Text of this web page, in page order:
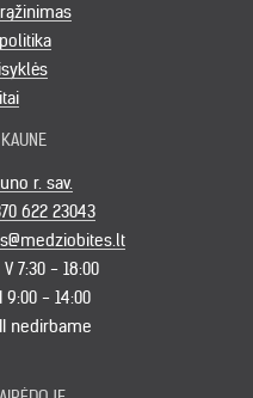
r. sav.
622 23043
V 7:30 - 18:00
9:00 - 14:00
nedirbame